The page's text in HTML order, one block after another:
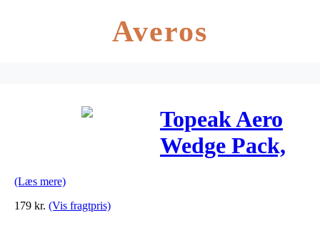
Averos
Topeak Aero
Wedge Pack,
(Læs mere)
179 kr. (Vis fragtpris)